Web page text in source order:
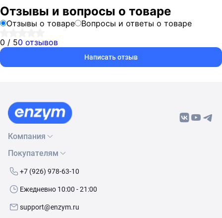
Отзывы и вопросы о товаре
Отзывы о товаре
Вопросы и ответы о товаре
0 / 50 отзывов
Написать отзыв
Компания
О нас
Бренды
Контакты
Покупателям
Как сделать заказ
Условия доставки
+7 (926) 978-63-10
Ежедневно 10:00 - 21:00
support@enzym.ru